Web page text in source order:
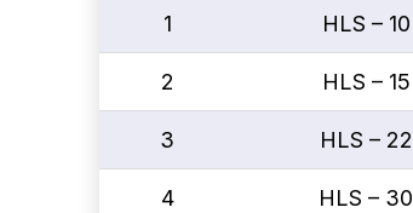
1 HLS – 10
2 HLS – 15
3 HLS – 22
4 HLS – 30